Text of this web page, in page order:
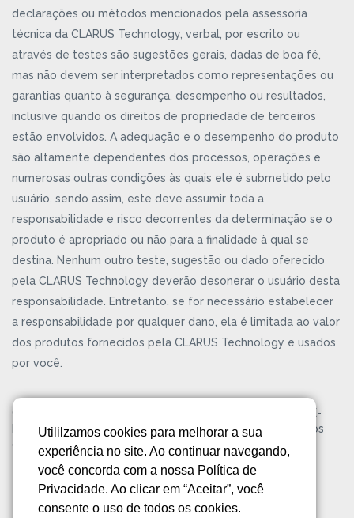
Utililzamos cookies para melhorar a sua
experiência no site. Ao continuar navegando,
você concorda com a nossa Política de
Privacidade. Ao clicar em “Aceitar”, você
consente o uso de todos os cookies.
declarações ou métodos mencionados pela assessoria
técnica da CLARUS Technology, verbal, por escrito ou
através de testes são sugestões gerais, dadas de boa fé,
mas não devem ser interpretados como representações ou
garantias quanto à segurança, desempenho ou resultados,
inclusive quando os direitos de propriedade de terceiros
estão envolvidos. A adequação e o desempenho do produto
são altamente dependentes dos processos, operações e
numerosas outras condições às quais ele é submetido pelo
usuário, sendo assim, este deve assumir toda a
responsabilidade e risco decorrentes da determinação se o
produto é apropriado ou não para a finalidade à qual se
destina. Nenhum outro teste, sugestão ou dado oferecido
pela CLARUS Technology deverão desonerar o usuário desta
responsabilidade. Entretanto, se for necessário estabelecer
a responsabilidade por qualquer dano, ela é limitada ao valor
dos produtos fornecidos pela CLARUS Technology e usados
por você.
CLARUS® Technology é uma marca registrada da KELPIE-
BR® Gestão Empresarial Ltda. Copyright ©2026. Todos os
direitos reservados.
Política de Privacidade